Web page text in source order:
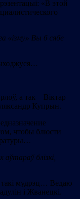
«В этой
«ізму» Вы б сябе
а так – Віктар
Купрын.
чтобы блюсти
блізкі,
такі мудрэц… Ведаю
і Жванецкі.